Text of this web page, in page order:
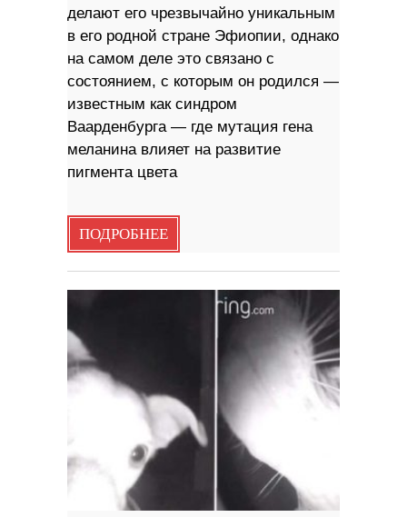
делают его чрезвычайно уникальным
в его родной стране Эфиопии, однако
на самом деле это связано с
состоянием, с которым он родился —
известным как синдром
Ваарденбурга — где мутация гена
меланина влияет на развитие
пигмента цвета
ПОДРОБНЕЕ